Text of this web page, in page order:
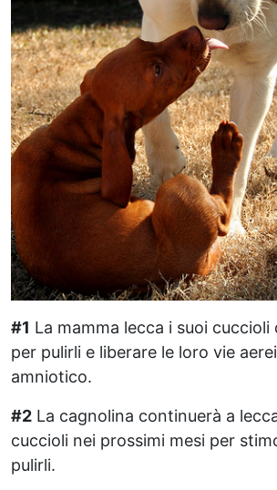
#1 La mamma lecca i suoi
per pulirli e liberare le loro vie
amniotico.
#2 La cagnolina continuerà a
cuccioli nei prossimi mesi per
pulirli.